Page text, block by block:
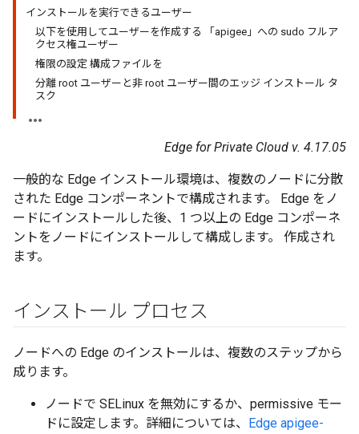
インストールを実行できるユーザー
以下を使用してユーザーを作成する 「apigee」への sudo フルア
クセス権ユーザー
権限の設定 構成ファイルを
分離 root ユーザーと非 root ユーザー間のエッジ インストール タ
スク
Edge for Private Cloud v. 4.17.05
一般的な Edge インストール環境は、複数のノードに分散
された Edge コンポーネントで構成されます。 Edge をノ
ードにインストールした後、1 つ以上の Edge コンポーネ
ントをノードにインストールして構成します。 作成され
ます。
インストール プロセス
ノードへの Edge のインストールは、複数のステップから
成ります。
ノードで SELinux を無効にするか、permissive モー
ドに設定します。詳細については、 Edge apigee-